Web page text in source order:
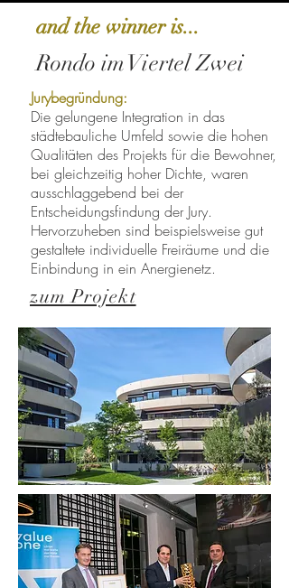
and the winner is...
Rondo im Viertel Zwei
Jurybegründung:
Die gelungene Integration in das
städtebauliche Umfeld sowie die hohen
Qualitäten des Projekts für die Bewohner,
bei gleichzeitig hoher Dichte, waren
ausschlaggebend bei der
Entscheidungsfindung der Jury.
Hervorzuheben sind beispielsweise gut
gestaltete individuelle Freiräume und die
Einbindung in ein Anergienetz.
zum Projekt